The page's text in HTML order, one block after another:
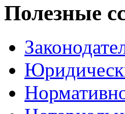
Полезные